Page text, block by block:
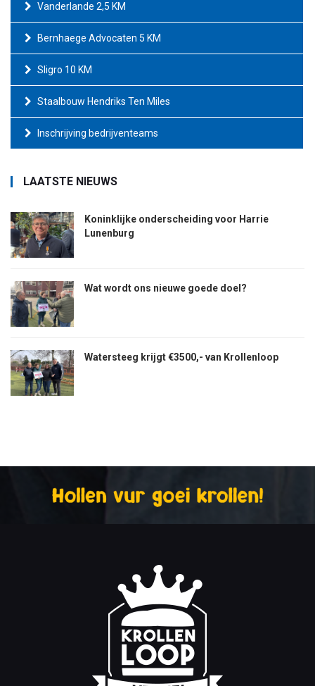
Vanderlande 2,5 KM
Bernhaege Advocaten 5 KM
Sligro 10 KM
Staalbouw Hendriks Ten Miles
Inschrijving bedrijventeams
LAATSTE NIEUWS
Koninklijke onderscheiding voor Harrie
Lunenburg
Wat wordt ons nieuwe goede doel?
Watersteeg krijgt €3500,- van Krollenloop